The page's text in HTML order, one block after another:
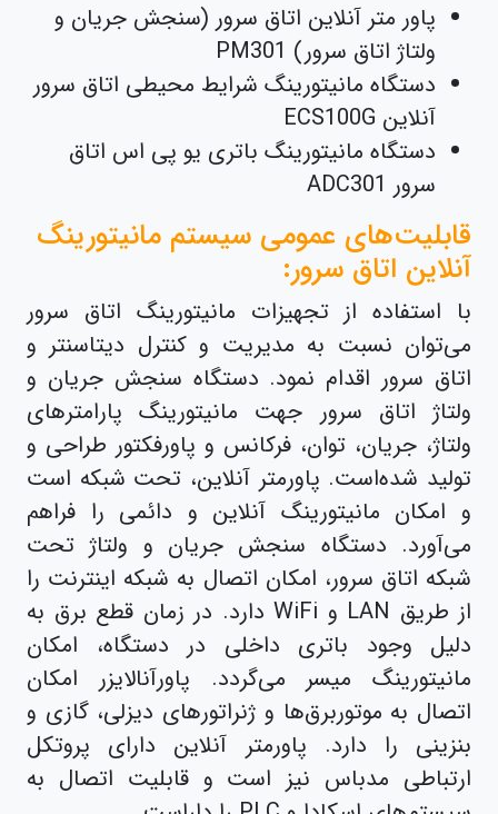
پاور متر آنلاین اتاق سرور (سنجش جریان و
ولتاژ اتاق سرور) PM301
دستگاه مانیتورینگ شرایط محیطی اتاق سرور
آنلاین ECS100G
دستگاه مانیتورینگ باتری یو پی اس اتاق
سرور ADC301
قابلیت‌های عمومی سیستم مانیتورینگ
آنلاین اتاق سرور:
با استفاده از تجهیزات مانیتورینگ اتاق سرور
می‌توان نسبت به مدیریت و کنترل دیتاسنتر و
اتاق سرور اقدام نمود. دستگاه سنجش جریان و
ولتاژ اتاق سرور جهت مانیتورینگ پارامترهای
ولتاژ، جریان، توان، فرکانس و پاورفکتور طراحی و
تولید شده‌است. پاورمتر آنلاین، تحت شبکه است
و امکان مانیتورینگ آنلاین و دائمی را فراهم
می‌آورد. دستگاه سنجش جریان و ولتاژ تحت
شبکه اتاق سرور، امکان اتصال به شبکه اینترنت را
از طریق LAN و WiFi دارد. در زمان قطع برق به
دلیل وجود باتری داخلی در دستگاه، امکان
مانیتورینگ میسر‌ می‌گردد. پاورآنالایزر امکان
اتصال به موتوربرق‌ها و ژنراتورهای دیزلی، گازی و
بنزینی را دارد. پاورمتر آنلاین دارای پروتکل
ارتباطی مدباس نیز است و قابلیت اتصال به